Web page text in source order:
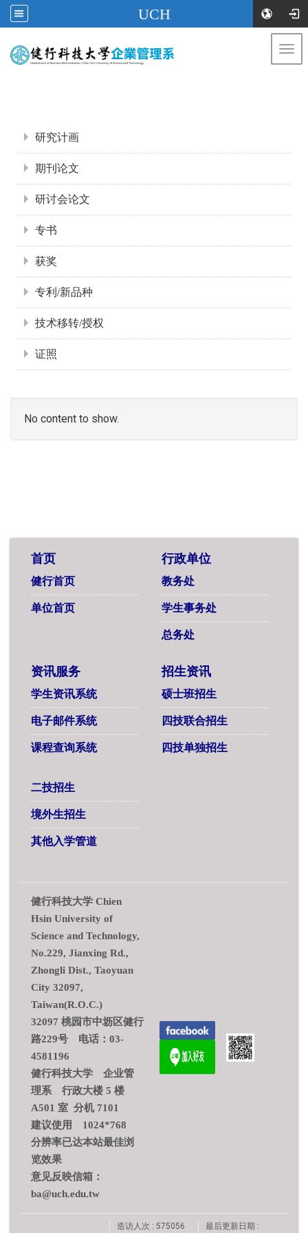
UCH
研究计画
期刊论文
研讨会论文
专书
获奖
专利/新品种
技术移转/授权
证照
No content to show.
首页
健行首页
单位首页
行政单位
教务处
学生事务处
总务处
资讯服务
学生资讯系统
电子邮件系统
课程查询系统
招生资讯
硕士班招生
四技联合招生
四技单独招生
二技招生
境外生招生
其他入学管道
健行科技大学 Chien
Hsin University of
Science and Technology,
No.229, Jianxing Rd.,
Zhongli Dist., Taoyuan
City 32097,
Taiwan(R.O.C.)
32097 桃园市中坜区健行
路229号 电话：03-
4581196
健行科技大学 企业管
理系 行政大楼 5 楼
A501 室 分机 7101
建议使用 1024*768
分辨率已达本站最佳浏
览效果
意见反映信箱：
ba@uch.edu.tw
造访人次 : 575056 最后更新日期 :